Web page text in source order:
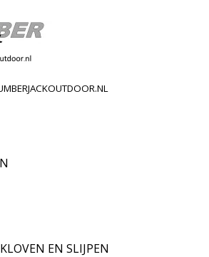
EN SLIJPEN